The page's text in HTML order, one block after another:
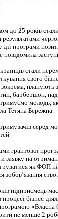
до 25 років
дії програми
повідомила
стали
свого
планують
барбершоп,
молодь,
Тетяна Бережна.
серед
грантової
заявку на
як ФОП
підприємець
процесі бізнес-
«Власна
не менше 2